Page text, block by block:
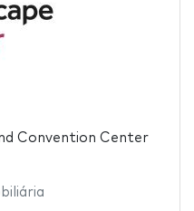
Convention Center